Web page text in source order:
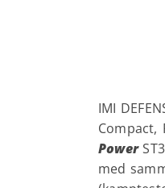
IMI
Compact,
Power
med